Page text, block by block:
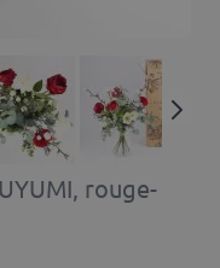
rouge-